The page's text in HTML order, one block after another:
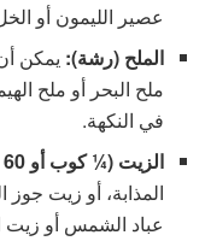
عصير الليمون أو
الملح (رشة): يمكن
ملح البحر أو ملح
في النكهة.
الزيت (¼ كوب أو 60 مل)
المذابة، أو زيت جوز
عباد الشمس أو زيت